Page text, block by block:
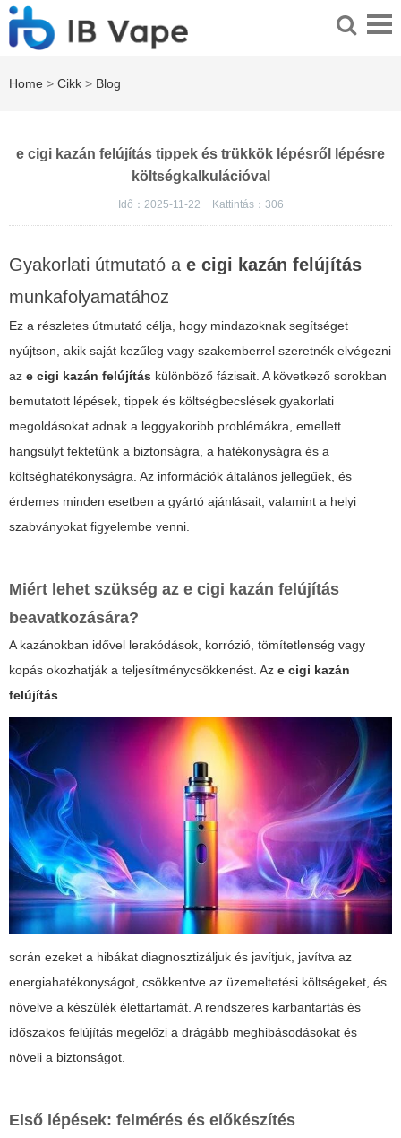
Home > Cikk > Blog
e cigi kazán felújítás tippek és trükkök lépésről lépésre
költségkalkulációval
Idő：2025-11-22 Kattintás： 306
Gyakorlati útmutató a e cigi kazán felújítás
munkafolyamatához
Ez a részletes útmutató célja, hogy mindazoknak segítséget
nyújtson, akik saját kezűleg vagy szakemberrel szeretnék elvégezni
az e cigi kazán felújítás különböző fázisait. A következő sorokban
bemutatott lépések, tippek és költségbecslések gyakorlati
megoldásokat adnak a leggyakoribb problémákra, emellett
hangsúlyt fektetünk a biztonságra, a hatékonyságra és a
költséghatékonyságra. Az információk általános jellegűek, és
érdemes minden esetben a gyártó ajánlásait, valamint a helyi
szabványokat figyelembe venni.
Miért lehet szükség az e cigi kazán felújítás
beavatkozására?
A kazánokban idővel lerakódások, korrózió, tömítetlenség vagy
kopás okozhatják a teljesítménycsökkenést. Az e cigi kazán
felújítás
során ezeket a hibákat diagnosztizáljuk és javítjuk, javítva az
energiahatékonyságot, csökkentve az üzemeltetési költségeket, és
növelve a készülék élettartamát. A rendszeres karbantartás és
időszakos felújítás megelőzi a drágább meghibásodásokat és
növeli a biztonságot.
Első lépések: felmérés és előkészítés